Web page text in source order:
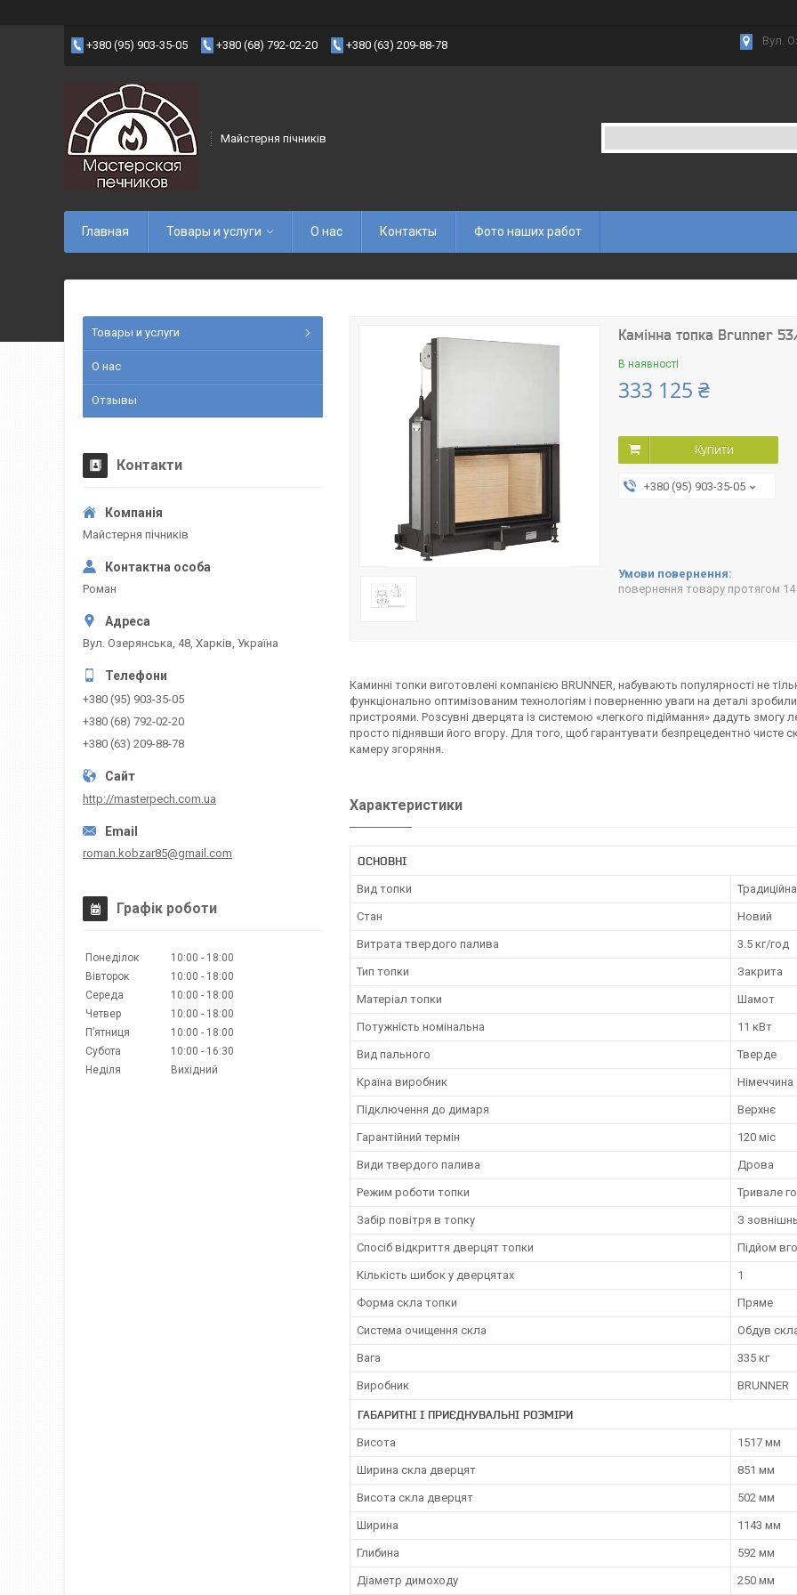
+380 (95) 903-35-05 +380 (68) 792-02-20 +380 (63) 209-88-78 Вул.
Майстерня пічників
Главная Товары и услуги О нас Контакты Фото наших работ
Камінна топка Brunner
В наявності
333 125 ₴
Купити
+380 (95) 903-35-05
повернення товару протягом 14
Каминні топки виготовлені компанією BRUNNER, набувають популярності не
функціонально оптимізованим технологіям і поверненню уваги на деталі
пристроями. Розсувні дверцята із системою «легкого підіймання» дадуть
просто піднявши його вгору. Для того, щоб гарантувати безпрецедентно чисте
камеру згоряння.
Характеристики
ОСНОВНІ
Вид топки
Стан Новий
Витрата твердого палива 3.5 кг/год
Тип топки Закрита
Матеріал топки Шамот
Потужність номінальна 11 кВт
Вид пального Тверде
Країна виробник Німеччина
Підключення до димаря Верхнє
Гарантійний термін 120 міс
Види твердого палива Дрова
Режим роботи топки Тривале
Забір повітря в топку З
Спосіб відкриття дверцят топки Підйом
Кількість шибок у дверцятах 1
Форма скла топки Пряме
Система очищення скла Обдув
Вага 335 кг
Виробник BRUNNER
ГАБАРИТНІ І ПРИЄДНУВАЛЬНІ РОЗМІРИ
Висота 1517 мм
Ширина скла дверцят 851 мм
Висота скла дверцят 502 мм
Ширина 1143 мм
Глибина 592 мм
Діаметр димоходу 250 мм
Товары и услуги
О нас
Отзывы
Контакти
Майстерня пічників
Роман
Вул. Озерянська, 48, Харків, Україна
+380 (95) 903-35-05
+380 (68) 792-02-20
+380 (63) 209-88-78
http://masterpech.com.ua
roman.kobzar85@gmail.com
Графік роботи
Понеділок 10:00
18:00
Вівторок
10:00
18:00
Середа
10:00
18:00
Четвер
10:00
18:00
Пʼятниця
10:00
18:00
Субота
10:00
16:30
Неділя
Вихідний